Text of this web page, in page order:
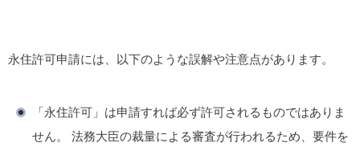
永住許可申請には、以下のような誤解や注意点があります。
「永住許可」は申請すれば必ず許可されるものではありま
せん。
法務大臣の裁量による審査が行われるため、要件を